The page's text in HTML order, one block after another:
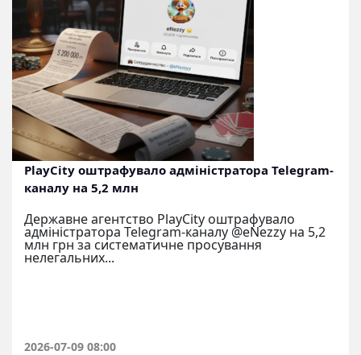
PlayCity оштрафувало адміністратора Telegram-
каналу на 5,2 млн
Державне агентство PlayCity оштрафувало
адміністратора Telegram-каналу @eNezzy на 5,2
млн грн за систематичне просування
нелегальних...
2026-07-09 08:00